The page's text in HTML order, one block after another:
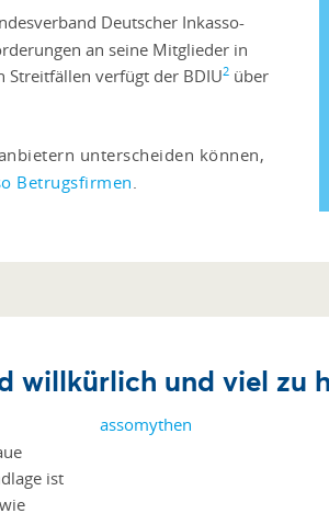
Deutscher Inkasso-
an seine Mitglieder in
Streitfällen verfügt der BDIU2 über
unterscheiden können,
Betrugsfirmen.
willkürlich und viel zu
ist